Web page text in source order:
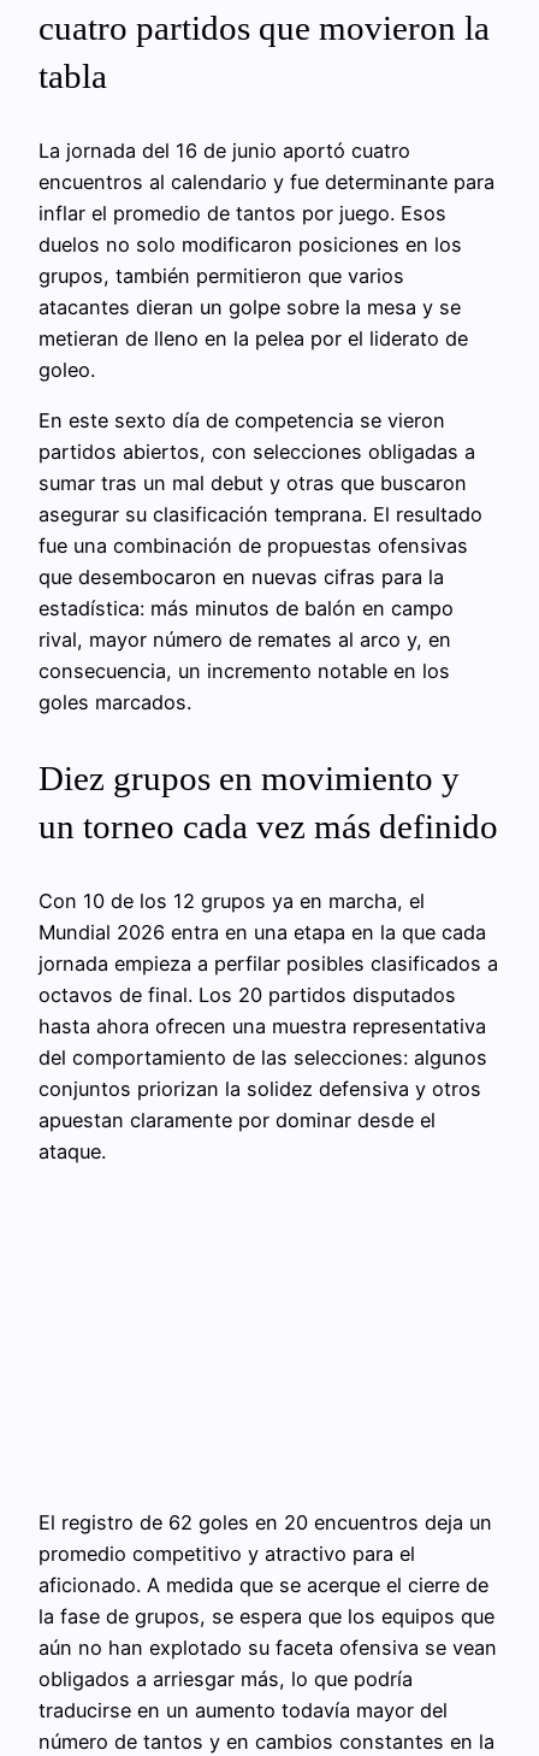
cuatro partidos que movieron la
tabla
La jornada del 16 de junio aportó cuatro
encuentros al calendario y fue determinante para
inflar el promedio de tantos por juego. Esos
duelos no solo modificaron posiciones en los
grupos, también permitieron que varios
atacantes dieran un golpe sobre la mesa y se
metieran de lleno en la pelea por el liderato de
goleo.
En este sexto día de competencia se vieron
partidos abiertos, con selecciones obligadas a
sumar tras un mal debut y otras que buscaron
asegurar su clasificación temprana. El resultado
fue una combinación de propuestas ofensivas
que desembocaron en nuevas cifras para la
estadística: más minutos de balón en campo
rival, mayor número de remates al arco y, en
consecuencia, un incremento notable en los
goles marcados.
Diez grupos en movimiento y
un torneo cada vez más definido
Con 10 de los 12 grupos ya en marcha, el
Mundial 2026 entra en una etapa en la que cada
jornada empieza a perfilar posibles clasificados a
octavos de final. Los 20 partidos disputados
hasta ahora ofrecen una muestra representativa
del comportamiento de las selecciones: algunos
conjuntos priorizan la solidez defensiva y otros
apuestan claramente por dominar desde el
ataque.
El registro de 62 goles en 20 encuentros deja un
promedio competitivo y atractivo para el
aficionado. A medida que se acerque el cierre de
la fase de grupos, se espera que los equipos que
aún no han explotado su faceta ofensiva se vean
obligados a arriesgar más, lo que podría
traducirse en un aumento todavía mayor del
número de tantos y en cambios constantes en la